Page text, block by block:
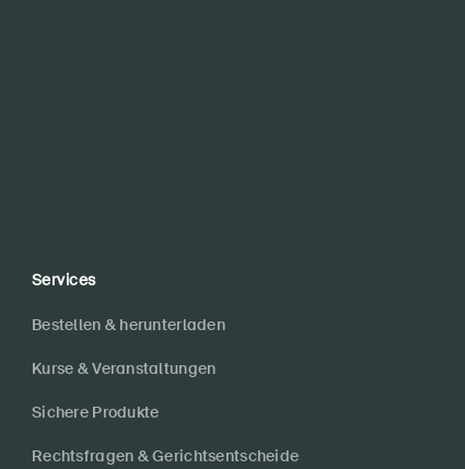
Services
Bestellen & herunterladen
Kurse & Veranstaltungen
Sichere Produkte
Rechtsfragen & Gerichtsentscheide